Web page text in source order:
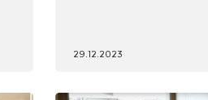
29.12.2023